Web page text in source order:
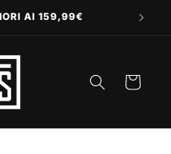
AI 159,99€
Carrello